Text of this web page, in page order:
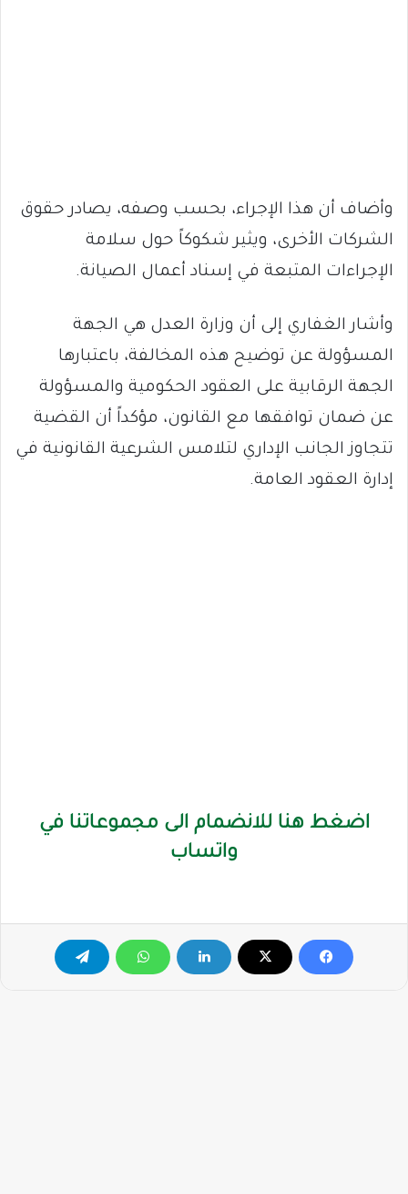
وأضاف أن هذا الإجراء، بحسب وصفه، يصادر حقوق
الشركات الأخرى، ويثير شكوكاً حول سلامة
الإجراءات المتبعة في إسناد أعمال الصيانة.
وأشار الغفاري إلى أن وزارة العدل هي الجهة
المسؤولة عن توضيح هذه المخالفة، باعتبارها
الجهة الرقابية على العقود الحكومية والمسؤولة
عن ضمان توافقها مع القانون، مؤكداً أن القضية
تتجاوز الجانب الإداري لتلامس الشرعية القانونية في
إدارة العقود العامة.
اضغط هنا للانضمام الى مجموعاتنا في
واتساب